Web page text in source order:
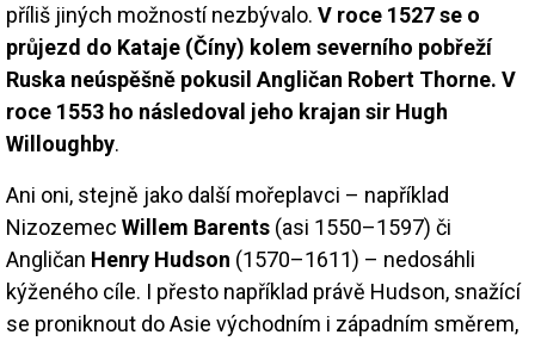
příliš jiných možností nezbývalo. V roce 1527 se o
průjezd do Kataje (Číny) kolem severního pobřeží
Ruska neúspěšně pokusil Angličan Robert Thorne. V
roce 1553 ho následoval jeho krajan sir Hugh
Willoughby.
Ani oni, stejně jako další mořeplavci – například
Nizozemec Willem Barents (asi 1550–1597) či
Angličan Henry Hudson (1570–1611) – nedosáhli
kýženého cíle. I přesto například právě Hudson, snažící
se proniknout do Asie východním i západním směrem,